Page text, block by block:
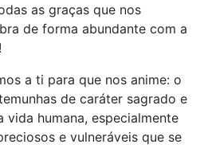
as graças que nos
de forma abundante com a
a ti para que nos anime: o
de caráter sagrado e
humana, especialmente
e vulneráveis que se